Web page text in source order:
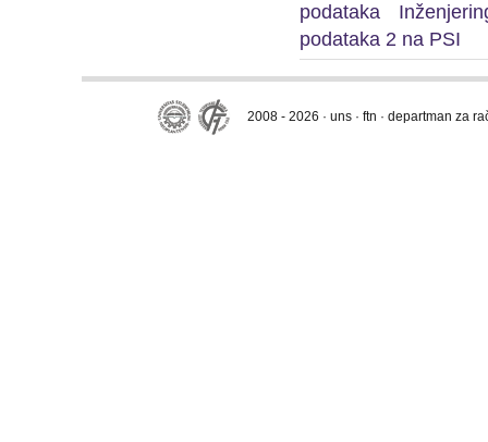
podataka
podataka 2 na PSI
2008 - 2026 · uns · ftn · departman za